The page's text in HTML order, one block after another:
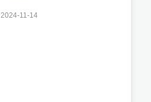
2024-11-14